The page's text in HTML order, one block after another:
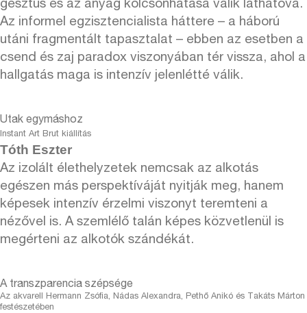
gesztus és az anyag kölcsönhatása válik láthatóvá.
Az informel egzisztencialista háttere – a háború
utáni fragmentált tapasztalat – ebben az esetben a
csend és zaj paradox viszonyában tér vissza, ahol a
hallgatás maga is intenzív jelenlétté válik.
Utak egymáshoz
Instant Art Brut kiállítás
Tóth Eszter
Az izolált élethelyzetek nemcsak az alkotás
egészen más perspektíváját nyitják meg, hanem
képesek intenzív érzelmi viszonyt teremteni a
nézővel is. A szemlélő talán képes közvetlenül is
megérteni az alkotók szándékát.
A transzparencia szépsége
Az akvarell Hermann Zsófia, Nádas Alexandra, Pethő Anikó és Takáts Márton
festészetében